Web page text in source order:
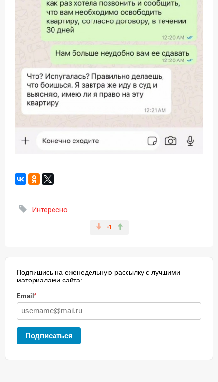
Интересно
-1
Подпишись на еженедельную рассылку с лучшими
материалами сайта:
Email*
Подписаться